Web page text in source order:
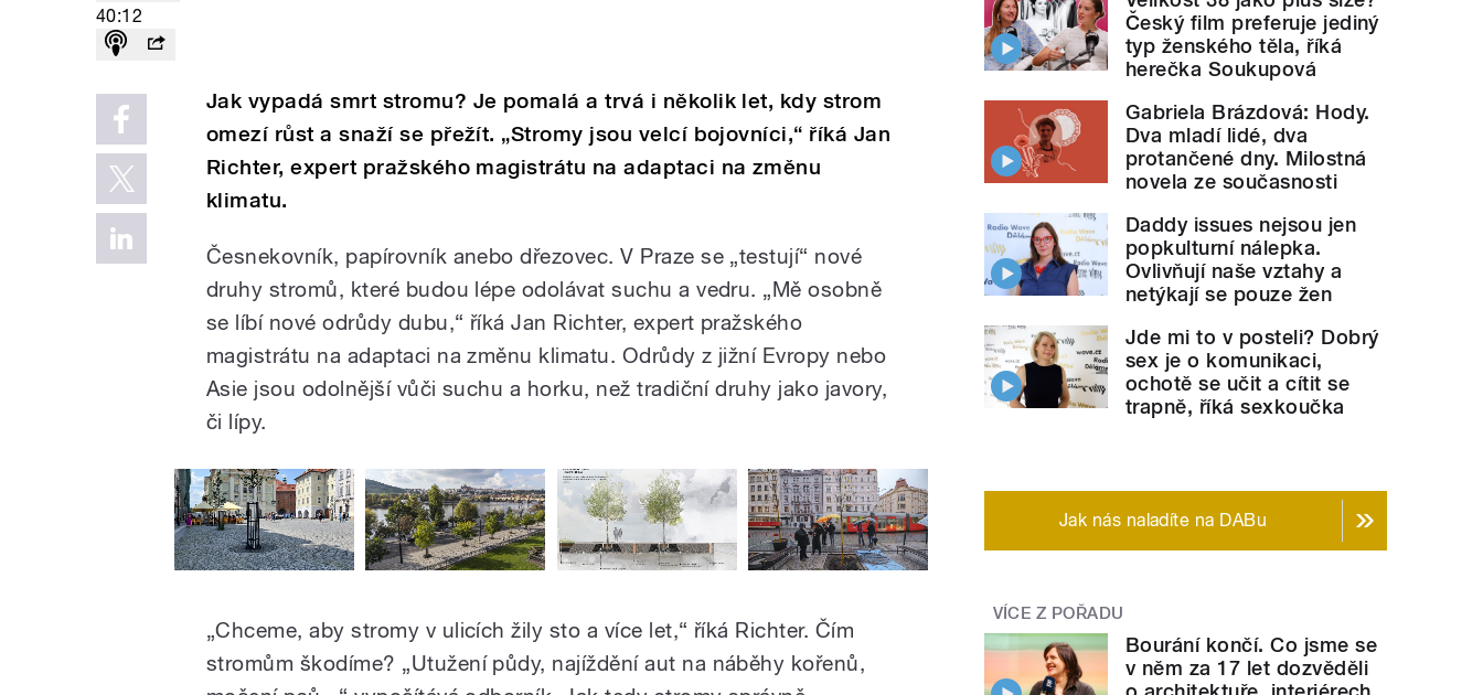
40:12
Jak vypadá smrt stromu? Je pomalá a trvá i několik let, kdy strom
omezí růst a snaží se přežít. „Stromy jsou velcí bojovníci,“ říká Jan
Richter, expert pražského magistrátu na adaptaci na změnu
klimatu.
Česnekovník, papírovník anebo dřezovec. V Praze se „testují“ nové
druhy stromů, které budou lépe odolávat suchu a vedru. „Mě osobně
se líbí nové odrůdy dubu,“ říká Jan Richter, expert pražského
magistrátu na adaptaci na změnu klimatu. Odrůdy z jižní Evropy nebo
Asie jsou odolnější vůči suchu a horku, než tradiční druhy jako javory,
či lípy.
„Chceme, aby stromy v ulicích žily sto a více let,“ říká Richter. Čím
stromům škodíme? „Utužení půdy, najíždění aut na náběhy kořenů,
Český film preferuje jediný
typ ženského těla, říká
herečka Soukupová
Gabriela Brázdová: Hody.
Dva mladí lidé, dva
protančené dny. Milostná
novela ze současnosti
Daddy issues nejsou jen
popkulturní nálepka.
Ovlivňují naše vztahy a
netýkají se pouze žen
Jde mi to v posteli? Dobrý
sex je o komunikaci,
ochotě se učit a cítit se
trapně, říká sexkoučka
Jak nás naladíte na DABu
VÍCE Z POŘADU
Bourání končí. Co jsme se
v něm za 17 let dozvěděli